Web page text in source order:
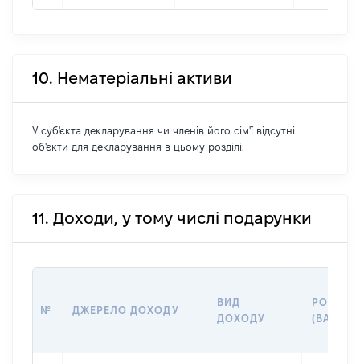
10. Нематеріальні активи
У суб'єкта декларування чи членів його сім'ї відсутні
об'єкти для декларування в цьому розділі.
11. Доходи, у тому числі подарунки
№ ДЖЕРЕЛО ДОХОДУ
ВИД
ДОХОДУ
РОЗМІР